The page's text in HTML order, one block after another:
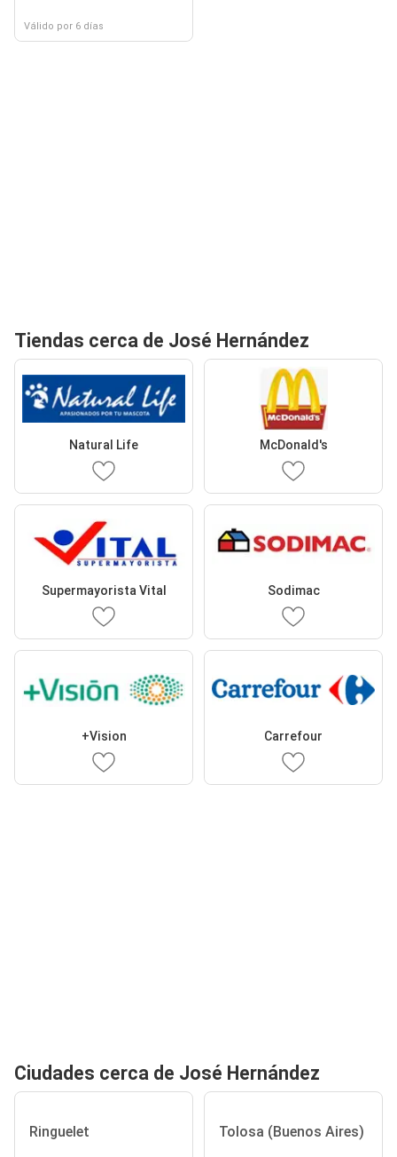
Válido por 6 días
Tiendas cerca de José Hernández
Natural Life McDonald's
Supermayorista Vital Sodimac
+Vision Carrefour
Ciudades cerca de José Hernández
Ringuelet Tolosa (Buenos Aires)